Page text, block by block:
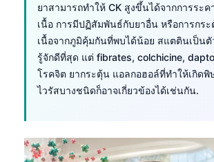
ยาสามารถทำให้ CK สูงขึ้นได้จากการระค
เนื้อ การมีปฏิสัมพันธ์กับยาอื่น หรือการกร
เนื้อจากภูมิคุ้มกันที่พบได้น้อย สแตตินเป็นตั
รู้จักดีที่สุด แต่ fibrates, colchicine,
โรคจิต ยากระตุ้น แอลกอฮอล์ที่ทำให้เกิด
ไวรัสบางชนิดก็อาจเกี่ยวข้องได้เช่นกัน.
සිංහල
Latviešu valoda
Македонски јазик
Euskara
Gàidhlig